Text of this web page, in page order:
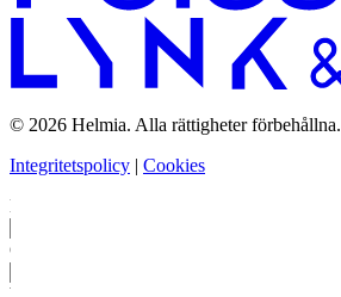
© 2026 Helmia. Alla rättigheter förbehållna.
Integritetspolicy | Cookies
Bolag
Ort